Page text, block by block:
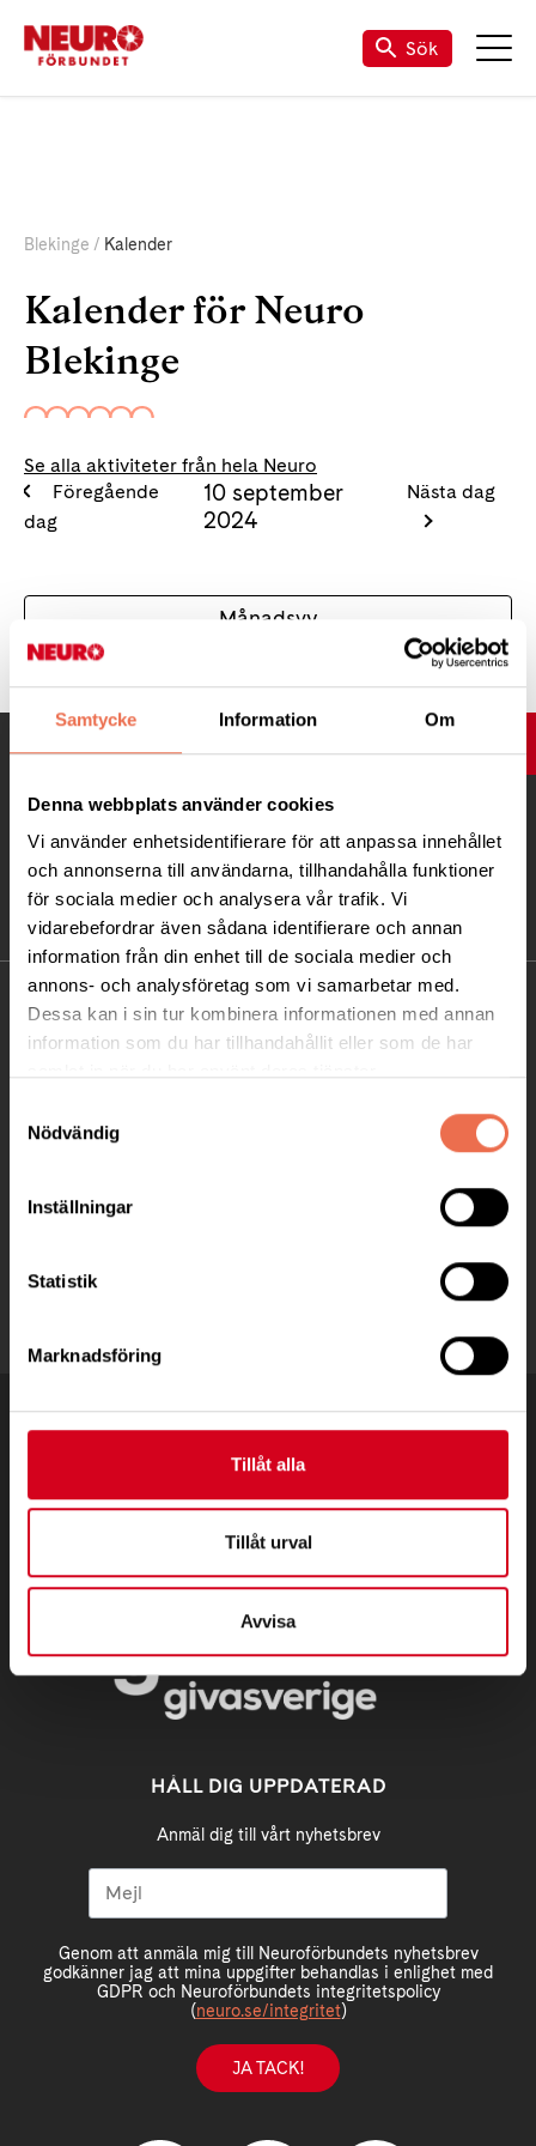
Samtycke Information Om
Denna webbplats använder cookies
Vi använder enhetsidentifierare för att anpassa innehållet
och annonserna till användarna, tillhandahålla funktioner
för sociala medier och analysera vår trafik. Vi
vidarebefordrar även sådana identifierare och annan
information från din enhet till de sociala medier och
annons- och analysföretag som vi samarbetar med.
Dessa kan i sin tur kombinera informationen med annan
information som du har tillhandahållit eller som de har
Nödvändig
Inställningar
Statistik
Marknadsföring
Tillåt alla
Tillåt urval
Avvisa
Om Neuro Blekinge
Sök
Blekinge Kalender
Kalender för Neuro
Blekinge
Se alla aktiviteter från hela Neuro
Föregående
dag
10 september
2024
Nästa dag
Månadsvy
KONTAKT
Hallvägen 8, 37277 Backaryd
blekinge@neuro.se
HÅLL DIG UPPDATERAD
Anmäl dig till vårt nyhetsbrev
Genom att anmäla mig till Neuroförbundets nyhetsbrev
godkänner jag att mina uppgifter behandlas i enlighet med
GDPR och Neuroförbundets integritetspolicy
(neuro.se/integritet)
JA TACK!